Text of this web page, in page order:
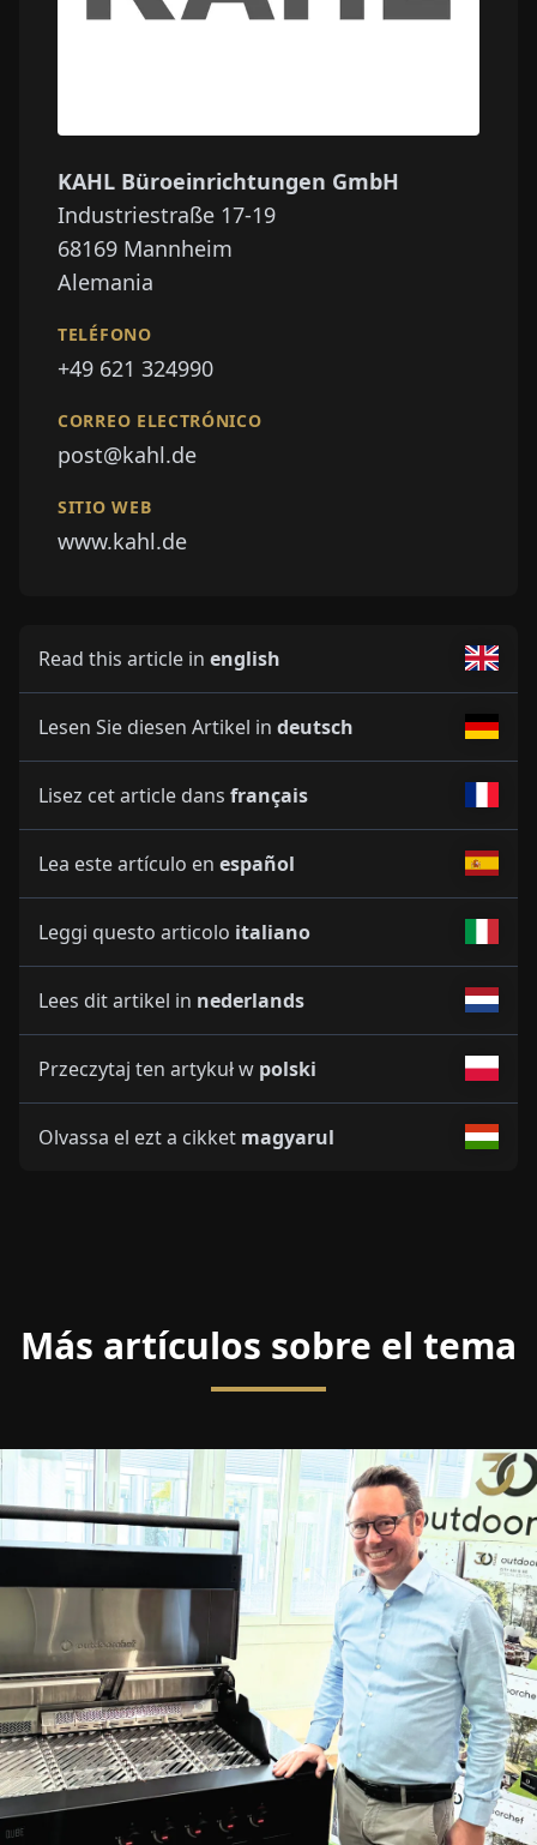
KAHL Büroeinrichtungen GmbH
Industriestraße 17-19
68169 Mannheim
Alemania
TELÉFONO
+49 621 324990
CORREO ELECTRÓNICO
post@kahl.de
SITIO WEB
www.kahl.de
Read this article in english
Lesen Sie diesen Artikel in deutsch
Lisez cet article dans français
Lea este artículo en español
Leggi questo articolo italiano
Lees dit artikel in nederlands
Przeczytaj ten artykuł w polski
Olvassa el ezt a cikket magyarul
Más artículos sobre el tema